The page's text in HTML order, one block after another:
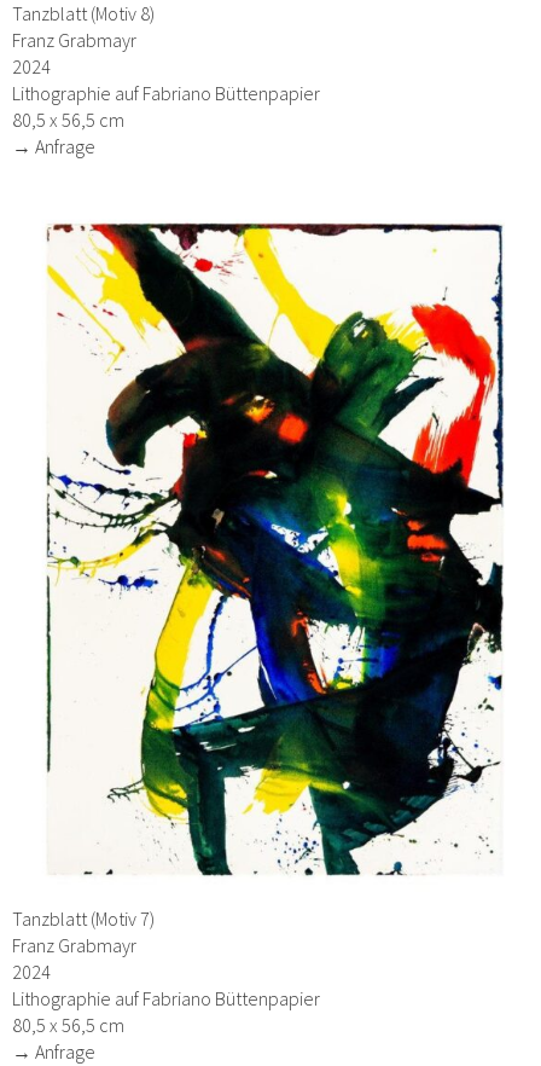
Tanzblatt (Motiv 8)
Franz Grabmayr
2024
Lithographie auf Fabriano Büttenpapier
80,5 x 56,5 cm
→ Anfrage
Tanzblatt (Motiv 7)
Franz Grabmayr
2024
Lithographie auf Fabriano Büttenpapier
80,5 x 56,5 cm
→ Anfrage